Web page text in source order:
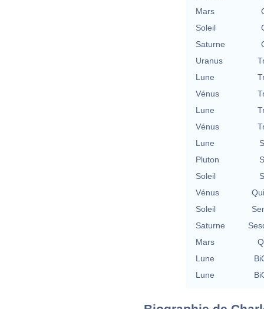
Mars
Soleil
Saturne
Uranus
Lune
Vénus
Lune
Vénus
Lune
Pluton
Soleil
Vénus
Soleil
Saturne
Mars
Lune
Lune